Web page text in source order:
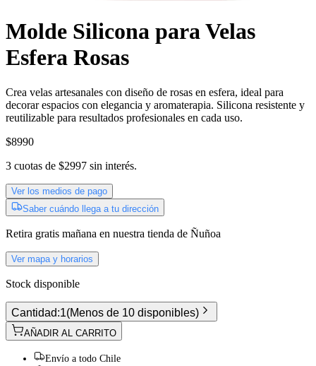
Molde Silicona para Velas
Esfera Rosas
Crea velas artesanales con diseño de rosas en esfera, ideal para
decorar espacios con elegancia y aromaterapia. Silicona resistente y
reutilizable para resultados profesionales en cada uso.
$8990
3 cuotas de $2997 sin interés.
Ver los medios de pago
Saber cuándo llega a tu dirección
Retira gratis mañana en nuestra tienda de Ñuñoa
Ver mapa y horarios
Stock disponible
Cantidad:1(Menos de 10 disponibles)
AÑADIR AL CARRITO
Envío a todo Chile